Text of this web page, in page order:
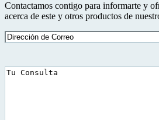
Contactamos contigo para informarte y
acerca de este y otros productos de